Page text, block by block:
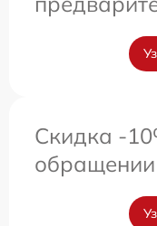
Скидка -
обращении